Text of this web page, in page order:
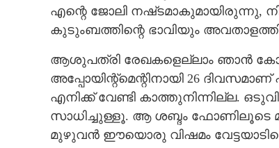
എന്റെ ജോലി നഷ്‌ടമാകുമായിരുന്നു,
കുടുംബത്തിന്റെ ഭാവിയും
ആശുപത്രി രേഖകളെല്ലാം ഞാൻ
അപ്പോയിന്റ്‌മെന്റിനായി 26
എനിക്ക് വേണ്ടി കാത്തുനിന്നില്ല.
സാധിച്ചുള്ളൂ. ആ ശബ്ദം ഫോണിലൂടെ
മുഴുവൻ ഈയൊരു വിഷമം